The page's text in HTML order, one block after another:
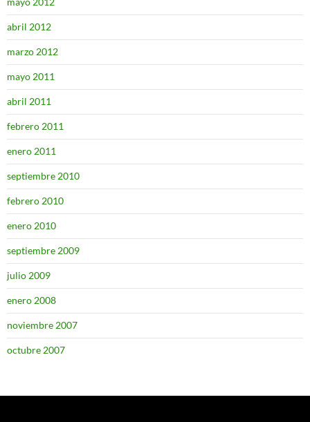
abril 2012
marzo 2012
mayo 2011
abril 2011
febrero 2011
enero 2011
septiembre 2010
febrero 2010
enero 2010
septiembre 2009
julio 2009
enero 2008
noviembre 2007
octubre 2007